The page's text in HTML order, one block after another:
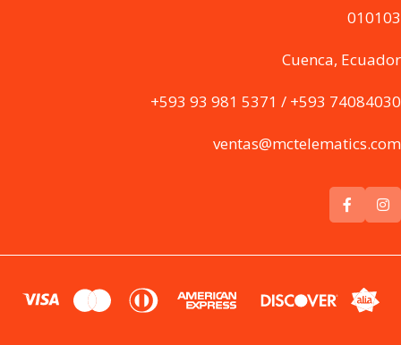
010103
Cuenca, Ecuador
+593 93 981 5371 / +593 74084030
ventas@mctelematics.com